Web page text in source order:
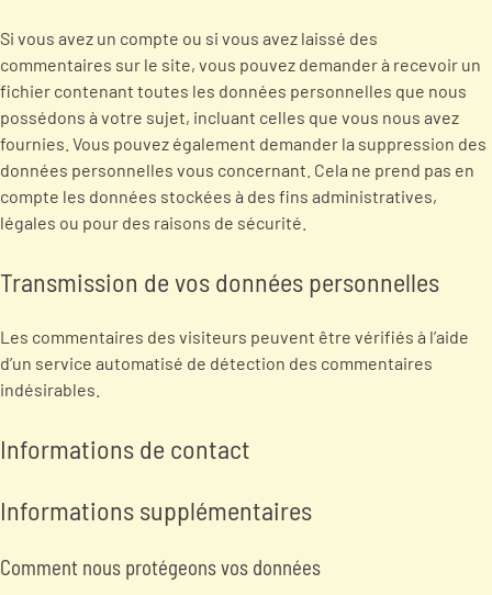
Si vous avez un compte ou si vous avez laissé des
commentaires sur le site, vous pouvez demander à recevoir un
fichier contenant toutes les données personnelles que nous
possédons à votre sujet, incluant celles que vous nous avez
fournies. Vous pouvez également demander la suppression des
données personnelles vous concernant. Cela ne prend pas en
compte les données stockées à des fins administratives,
légales ou pour des raisons de sécurité.
Transmission de vos données personnelles
Les commentaires des visiteurs peuvent être vérifiés à l’aide
d’un service automatisé de détection des commentaires
indésirables.
Informations de contact
Informations supplémentaires
Comment nous protégeons vos données